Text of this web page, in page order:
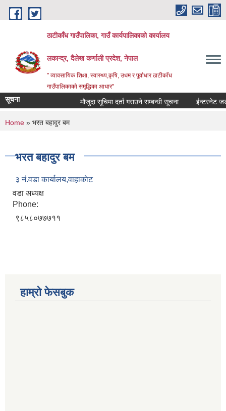
Skip to main content
ठाटीकाँध गाउँपालिका, गाउँ कार्यपालिकाको कार्यालय
लकान्द्र, दैलेख कर्णाली प्रदेश, नेपाल
" व्यावसायिक शिक्षा, स्वास्थ्य,कृषि, उधम र पूर्वाधार ठाटीकाँध
गाउँपालिकाको समृद्धिका आधार"
सूचना मौजुदा सूचिमा दर्ता गराउने सम्बन्धी सूचना ईन्टरनेट
You are here
Home » भरत बहादुर बम
भरत बहादुर बम
३ नं.वडा कार्यालय,वाहाकाेट
वडा अध्यक्ष
Phone:
९८५८०७७७११
हाम्रो फेसबुक